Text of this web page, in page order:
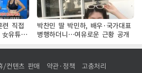
직접
유튜버
박찬민 딸 박민하, 배우·국가대표
병행하더니…여유로운 근황 공개
/컨텐츠 판매 약관·정책 고충처리